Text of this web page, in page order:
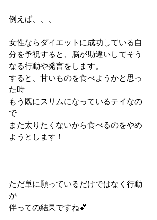
例えば、、、
女性ならダイエットに成功している自
分を予祝すると、脳が勘違いしてそう
なる行動や発言をします。
すると、甘いものを食べようかと思っ
た時
もう既にスリムになっているテイなの
で
また太りたくないから食べるのをやめ
ようとします！
ただ単に願っているだけではなく行動
が
伴っての結果ですね💕